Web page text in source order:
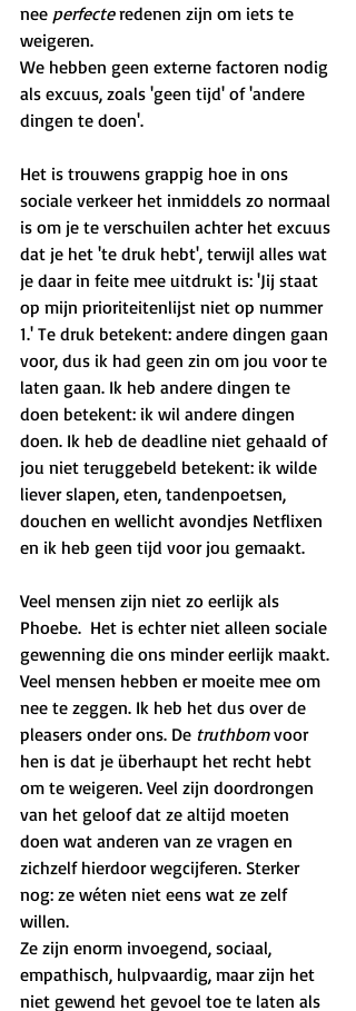
nee perfecte redenen zijn om iets te
weigeren.
We hebben geen externe factoren nodig
als excuus, zoals 'geen tijd' of 'andere
dingen te doen'.
Het is trouwens grappig hoe in ons
sociale verkeer het inmiddels zo normaal
is om je te verschuilen achter het excuus
dat je het 'te druk hebt', terwijl alles wat
je daar in feite mee uitdrukt is: 'Jij staat
op mijn prioriteitenlijst niet op nummer
1.' Te druk betekent: andere dingen gaan
voor, dus ik had geen zin om jou voor te
laten gaan. Ik heb andere dingen te
doen betekent: ik wil andere dingen
doen. Ik heb de deadline niet gehaald of
jou niet teruggebeld betekent: ik wilde
liever slapen, eten, tandenpoetsen,
douchen en wellicht avondjes Netflixen
en ik heb geen tijd voor jou gemaakt.
Veel mensen zijn niet zo eerlijk als
Phoebe.  Het is echter niet alleen sociale
gewenning die ons minder eerlijk maakt.
Veel mensen hebben er moeite mee om
nee te zeggen. Ik heb het dus over de
pleasers onder ons. De truthbom voor
hen is dat je überhaupt het recht hebt
om te weigeren. Veel zijn doordrongen
van het geloof dat ze altijd moeten
doen wat anderen van ze vragen en
zichzelf hierdoor wegcijferen. Sterker
nog: ze wéten niet eens wat ze zelf
willen.
Ze zijn enorm invoegend, sociaal,
empathisch, hulpvaardig, maar zijn het
niet gewend het gevoel toe te laten als